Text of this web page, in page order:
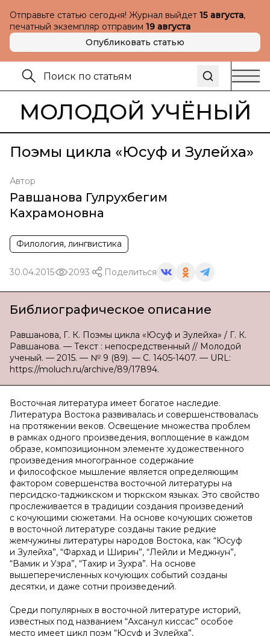
Отправьте статью сегодня! Журнал выйдет 15 августа,
печатный экземпляр отправим 19 августа
Опубликовать статью
МОЛОДОЙ УЧЁНЫЙ
Поэмы цикла «Юсуф и Зулейха»
Автор
Равшанова Гулрухбегим
Кахрамоновна
Филология, лингвистика
30.04.2015 2093 Поделиться
Библиографическое описание
Равшанова, Г. К. Поэмы цикла «Юсуф и Зулейха» / Г. К.
Равшанова. — Текст : непосредственный // Молодой
ученый. — 2015. — № 9 (89). — С. 1405-1407. — URL:
https://moluch.ru/archive/89/17894.
Восточная литература имеет богатое наследие.
Литература Востока развивалась и совершенствовалась
на протяжении веков. Освещение множества проблем
в рамках одного произведения, воплощение в каждом
образе, композиционном элементе художественного
произведения многогранное содержание
и философское мышление является определяющим
фактором совершенства восточной литературы на
персидско-таджикском и тюркском языках. Это свойство
прослеживается в традиции создания произведений
с кочующими сюжетами. На основе кочующих сюжетов
в восточной литературе созданы такие редкие
жемчужины литературы народов Востока, как “Юсуф
и Зулейха”, “Фархад и Ширин”, “Лейли и Меджнун”,
“Вамик и Узра”, “Тахир и Зухра”. На основе
вышеперечисленных кочующих событий созданы
десятки, и даже сотни произведений.
Среди популярных в восточной литературе историй,
известных под названием “Ахсанул киссас” особое
место имеет цикл поэм “Юсуф и Зулейха”,